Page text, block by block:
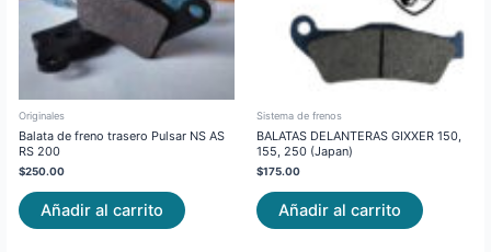
Originales
Balata de freno trasero Pulsar NS AS
RS 200
$250.00
Añadir al carrito
Sistema de frenos
BALATAS DELANTERAS GIXXER 150,
155, 250 (Japan)
$175.00
Añadir al carrito